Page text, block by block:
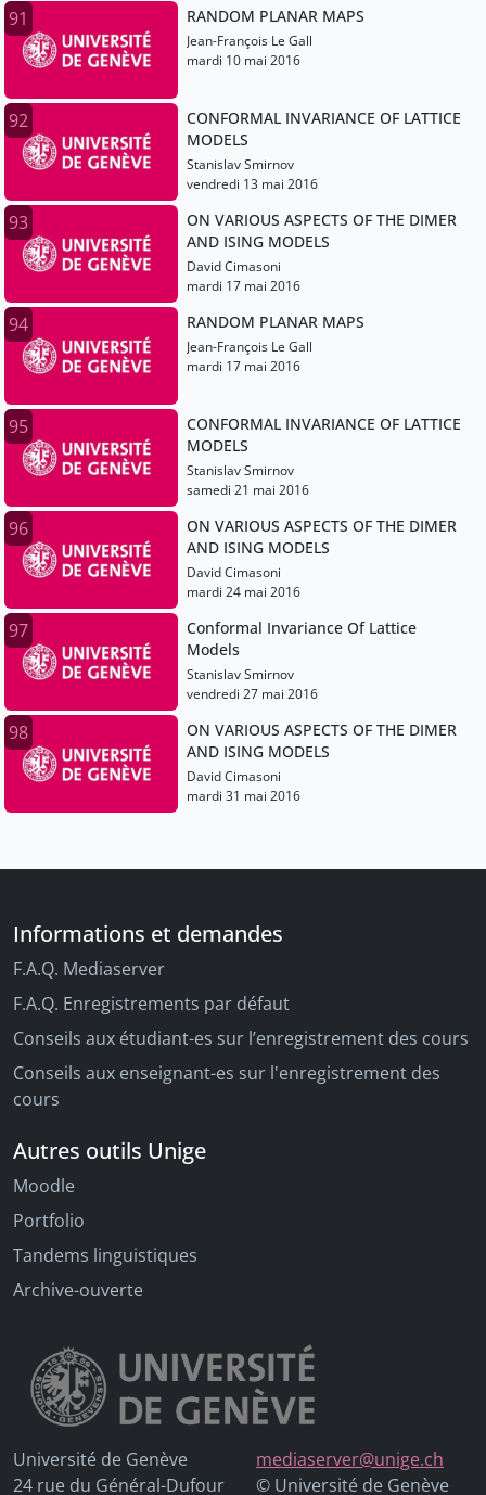
91 RANDOM PLANAR MAPS
Jean-François Le Gall
mardi 10 mai 2016
92
CONFORMAL INVARIANCE OF LATTICE
MODELS
Stanislav Smirnov
vendredi 13 mai 2016
93
ON VARIOUS ASPECTS OF THE DIMER
AND ISING MODELS
David Cimasoni
mardi 17 mai 2016
94 RANDOM PLANAR MAPS
Jean-François Le Gall
mardi 17 mai 2016
95
CONFORMAL INVARIANCE OF LATTICE
MODELS
Stanislav Smirnov
samedi 21 mai 2016
96
ON VARIOUS ASPECTS OF THE DIMER
AND ISING MODELS
David Cimasoni
mardi 24 mai 2016
97
Conformal Invariance Of Lattice
Models
Stanislav Smirnov
vendredi 27 mai 2016
98
ON VARIOUS ASPECTS OF THE DIMER
AND ISING MODELS
David Cimasoni
mardi 31 mai 2016
Informations et demandes
F.A.Q. Mediaserver
F.A.Q. Enregistrements par défaut
Conseils aux étudiant-es sur l’enregistrement des cours
Conseils aux enseignant-es sur l'enregistrement des
cours
Autres outils Unige
Moodle
Portfolio
Tandems linguistiques
Archive-ouverte
Université de Genève
24 rue du Général-Dufour
mediaserver@unige.ch
© Université de Genève